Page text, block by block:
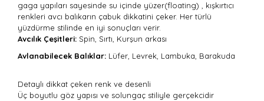
gaga yapıları sayesinde su içinde yüzer(floating) , kışkırtıcı
renkleri avcı balıkarın çabuk dikkatini çeker. Her türlü
yüzdürme stilinde en iyi sonuçları verir.
Avcılık Çeşitleri: Spin, Sırtı, Kurşun arkası
Avlanabilecek Balıklar: Lüfer, Levrek, Lambuka, Barakuda
Detaylı dikkat çeken renk ve desenli
Üç boyutlu göz yapısı ve solungaç stiliyle gerçekcidir